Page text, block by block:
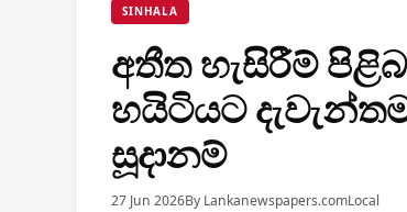
SINHALA
අතීත හැසිරීම්
හයිටියට
සූදානම්
27 Jun 2026By Lankanewspapers.comLocal